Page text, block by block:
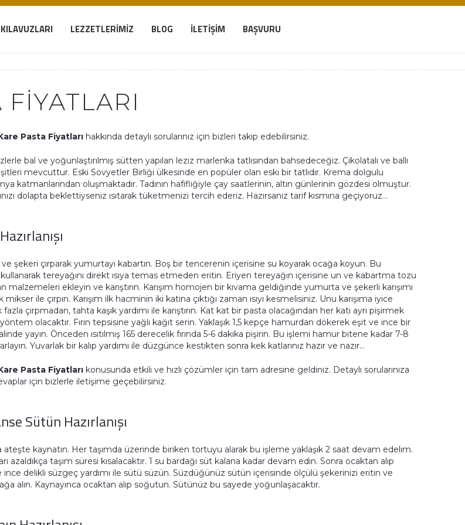
LEZZETLERIMIZ BLOG İLETIŞIM BAŞVURU
Pasta Fiyatları hakkında detaylı sorularınız için bizleri takip edebilirsiniz.
bal ve yoğunlaştırılmış sütten yapılan leziz marlenka tatlısından bahsedeceğiz. Çikolatalı ve ballı
mevcuttur. Eski Sovyetler Birliği ülkesinde en popüler olan eski bir tatlıdır. Krema dolgulu
katmanlarından oluşmaktadır. Tadının hafifliğiyle çay saatlerinin, altın günlerinin gözdesi olmuştur.
dolapta beklettiyseniz ısıtarak tüketmenizi tercih ederiz. Hazırsanız tarif kısmına geçiyoruz…
şekeri çırparak yumurtayı kabartın. Boş bir tencerenin içerisine su koyarak ocağa koyun. Bu
tereyağını direkt ısıya temas etmeden eritin. Eriyen tereyağın içerisine un ve kabartma tozu
malzemeleri ekleyin ve karıştırın. Karışım homojen bir kıvama geldiğinde yumurta ve şekerli karışımı
ile çırpın. Karışım ilk hacminin iki katına çıktığı zaman ısıyı kesmelisiniz. Unu karışıma iyice
çırpmadan, tahta kaşık yardımı ile karıştırın. Kat kat bir pasta olacağından her katı ayrı pişirmek
olacaktır. Fırın tepsisine yağlı kağıt serin. Yaklaşık 1,5 kepçe hamurdan dökerek eşit ve ince bir
yayın. Önceden ısıtılmış 165 derecelik fırında 5-6 dakika pişirin. Bu işlemi hamur bitene kadar 7-8
Yuvarlak bir kalıp yardımı ile düzgünce kestikten sonra kek katlarınız hazır ve nazır…
Pasta Fiyatları konusunda etkili ve hızlı çözümler için tam adresine geldiniz. Detaylı sorularınıza
için bizlerle iletişime geçebilirsiniz.
Sütün Hazırlanışı
ateşte kaynatın. Her taşımda üzerinde biriken tortuyu alarak bu işleme yaklaşık 2 saat devam edelim.
azaldıkça taşım süresi kısalacaktır. 1 su bardağı süt kalana kadar devam edin. Sonra ocaktan alıp
ince delikli süzgeç yardımı ile sütü süzün. Süzdüğünüz sütün içerisinde ölçülü şekerinizi eritin ve
alın. Kaynayınca ocaktan alıp soğutun. Sütünüz bu sayede yoğunlaşacaktır.